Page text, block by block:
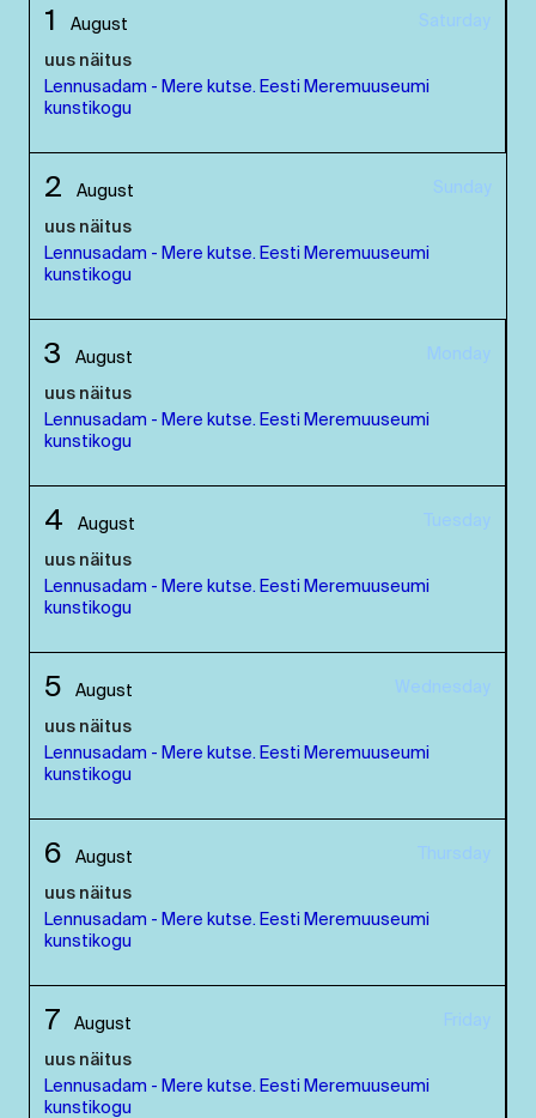
1 August Saturday
uus näitus
Lennusadam - Mere kutse. Eesti Meremuuseumi
kunstikogu
2 August Sunday
uus näitus
Lennusadam - Mere kutse. Eesti Meremuuseumi
kunstikogu
3 August Monday
uus näitus
Lennusadam - Mere kutse. Eesti Meremuuseumi
kunstikogu
4 August Tuesday
uus näitus
Lennusadam - Mere kutse. Eesti Meremuuseumi
kunstikogu
5 August Wednesday
uus näitus
Lennusadam - Mere kutse. Eesti Meremuuseumi
kunstikogu
6 August Thursday
uus näitus
Lennusadam - Mere kutse. Eesti Meremuuseumi
kunstikogu
7 August Friday
uus näitus
Lennusadam - Mere kutse. Eesti Meremuuseumi
kunstikogu